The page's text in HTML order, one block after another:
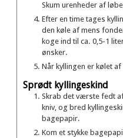
Skum urenheder af
Efter en time tages
den køle af mens
koge ind til ca. 0,5-1
ønsker.
Når kyllingen er kølet
Sprødt kyllingeskind
Skrab det værste fedt
kniv, og bred
bagepapir.
Kom et stykke